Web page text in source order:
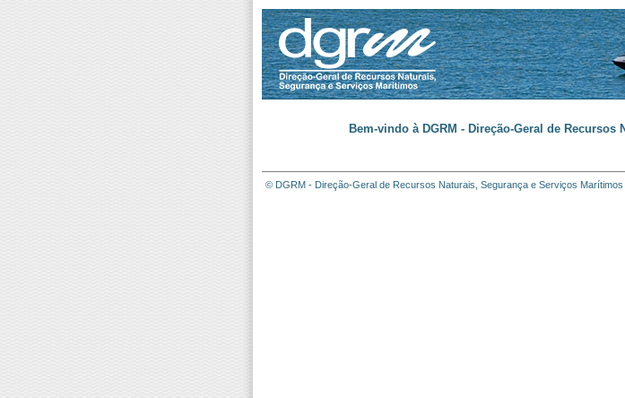
Bem-vindo à DGRM - Direção-Geral de
© DGRM - Direção-Geral de Recursos Naturais, Segurança e Serviços Marítimos